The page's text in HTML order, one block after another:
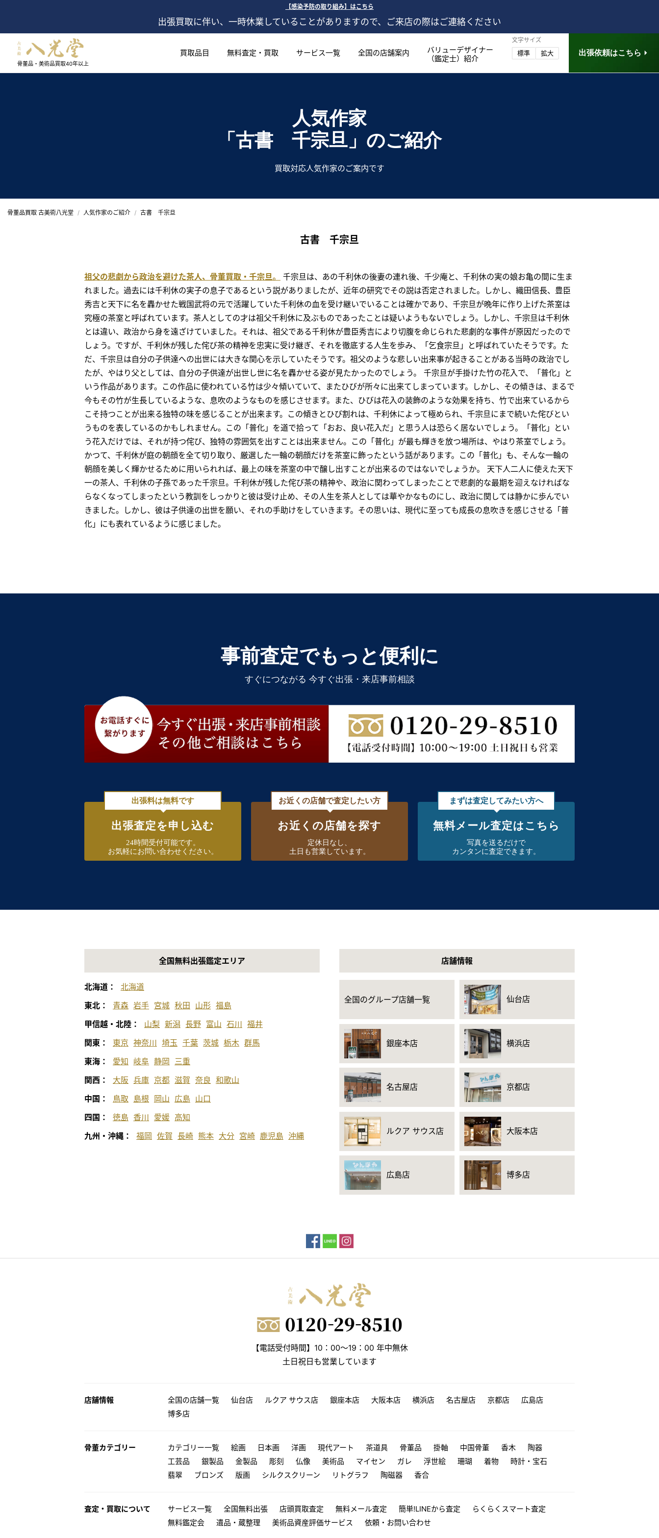
【感染予防の取り組み】はこちら
出張買取に伴い、一時休業していることがありますので、ご来店の際はご連絡ください
骨董品・美術品買取40年以上
買取品目 無料査定・買取 サービス一覧 全国の店舗案内
バリューデザイナー
（鑑定士）紹介
文字サイズ
標準 拡大 出張依頼はこちら
人気作家
「古書 千宗旦」 のご紹介
買取対応人気作家のご案内です
骨董品買取 古美術八光堂 人気作家のご紹介 古書 千宗旦
古書 千宗旦
祖父の悲劇から政治を避けた茶人、骨董買取・千宗旦。
千宗旦は、あの千利休の後妻の連れ後、千少庵と、千利休の実の娘お亀の間に生ま
れました。過去には千利休の実子の息子であるという説がありましたが、近年の研究でその説は否定されました。しかし、織田信長、豊臣
秀吉と天下に名を轟かせた戦国武将の元で活躍していた千利休の血を受け継いでいることは確かであり、千宗旦が晩年に作り上げた茶室は
究極の茶室と呼ばれています。茶人としての才は祖父千利休に及ぶものであったことは疑いようもないでしょう。しかし、千宗旦は千利休
とは違い、政治から身を遠ざけていました。それは、祖父である千利休が豊臣秀吉により切腹を命じられた悲劇的な事件が原因だったので
しょう。ですが、千利休が残した侘び茶の精神を忠実に受け継ぎ、それを徹底する人生を歩み、「乞食宗旦」と呼ばれていたそうです。た
だ、千宗旦は自分の子供達への出世には大きな関心を示していたそうです。祖父のような悲しい出来事が起きることがある当時の政治でし
たが、やはり父としては、自分の子供達が出世し世に名を轟かせる姿が見たかったのでしょう。 千宗旦が手掛けた竹の花入で、「普化」と
いう作品があります。この作品に使われている竹は少々傾いていて、またひびが所々に出来てしまっています。しかし、その傾きは、まるで
今もその竹が生長しているような、息吹のようなものを感じさせます。また、ひびは花入の装飾のような効果を持ち、竹で出来ているから
こそ持つことが出来る独特の味を感じることが出来ます。この傾きとひび割れは、千利休によって極められ、千宗旦にまで続いた侘びとい
うものを表しているのかもしれません。この「普化」を道で拾って「おお、良い花入だ」と思う人は恐らく居ないでしょう。「普化」とい
う花入だけでは、それが持つ侘び、独特の雰囲気を出すことは出来ません。この「普化」が最も輝きを放つ場所は、やはり茶室でしょう。
かつて、千利休が庭の朝顔を全て切り取り、厳選した一輪の朝顔だけを茶室に飾ったという話があります。この「普化」も、そんな一輪の
朝顔を美しく輝かせるために用いられれば、最上の味を茶室の中で醸し出すことが出来るのではないでしょうか。 天下人二人に使えた天下
一の茶人、千利休の子孫であった千宗旦。千利休が残した侘び茶の精神や、政治に関わってしまったことで悲劇的な最期を迎えなければな
らなくなってしまったという教訓をしっかりと彼は受け止め、その人生を茶人としては華やかなものにし、政治に関しては静かに歩んでい
きました。しかし、彼は子供達の出世を願い、それの手助けをしていきます。その思いは、現代に至っても成長の息吹きを感じさせる「普
化」にも表れているように感じました。
事前査定でもっと便利に
すぐにつながる 今すぐ出張・来店事前相談
出張料は無料です
出張査定を申し込む
24時間受付可能です。
お気軽にお問い合わせください。
お近くの店舗で査定したい方
お近くの店舗を探す
定休日なし、
土日も営業しています。
まずは査定してみたい方へ
無料メール査定はこちら
写真を送るだけで
カンタンに査定できます。
全国無料出張鑑定エリア
北海道：
北海道
東北：
青森 岩手 宮城 秋田 山形 福島
甲信越・北陸：
山梨 新潟 長野 富山 石川 福井
関東：
東京 神奈川 埼玉 千葉 茨城 栃木 群馬
東海：
愛知 岐阜 静岡
三重
関西：
大阪 兵庫 京都 滋賀 奈良 和歌山
中国：
鳥取 島根 岡山 広島 山口
四国：
徳島 香川 愛媛 高知
九州・沖縄：
福岡 佐賀 長崎 熊本 大分 宮崎 鹿児島 沖縄
店舗情報
全国のグループ店舗一覧 仙台店
銀座本店 横浜店
名古屋店 京都店
ルクア サウス店 大阪本店
広島店 博多店
【電話受付時間】10：00～19：00 年中無休
土日祝日も営業しています
店舗情報 全国の店舗一覧 仙台店 ルクア サウス店 銀座本店 大阪本店 横浜店 名古屋店 京都店
広島店
博多店
骨董カテゴリー カテゴリー一覧 絵画 日本画 洋画 現代アート 茶道具 骨董品 掛軸 中国骨董 香木
陶器
工芸品
銀製品 金製品 彫刻 仏像 美術品 マイセン ガレ 浮世絵 珊瑚 着物
時計・宝石
翡翠
ブロンズ 版画 シルクスクリーン リトグラフ 陶磁器 香合
査定・買取について サービス一覧 全国無料出張 店頭買取査定 無料メール査定 簡単!LINEから査定
らくらくスマート査定
無料鑑定会
遺品・蔵整理 美術品資産評価サービス 依頼・お問い合わせ